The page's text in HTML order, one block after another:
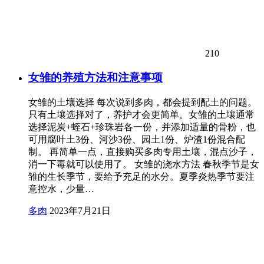
210
女雏的养殖方法和注意事项
女雏的土壤选择 每次说到多肉，都会提到配土的问题。
只有土壤选择对了，养护才会更简单。女雏的土壤通常
选择泥炭+蛭石+珍珠岩各一份，并添加适量的骨粉，也
可用腐叶土3份、河沙3份、园土1份、炉渣1份混合配
制。 再简单一点，直接购买多肉专用土壤，混点沙子，
消一下毒就可以使用了。 女雏的浇水方法 春秋季节是女
雏的生长季节，要给予充足的水分。夏季炎热季节要注
意控水，少量…
多肉 2023年7月21日